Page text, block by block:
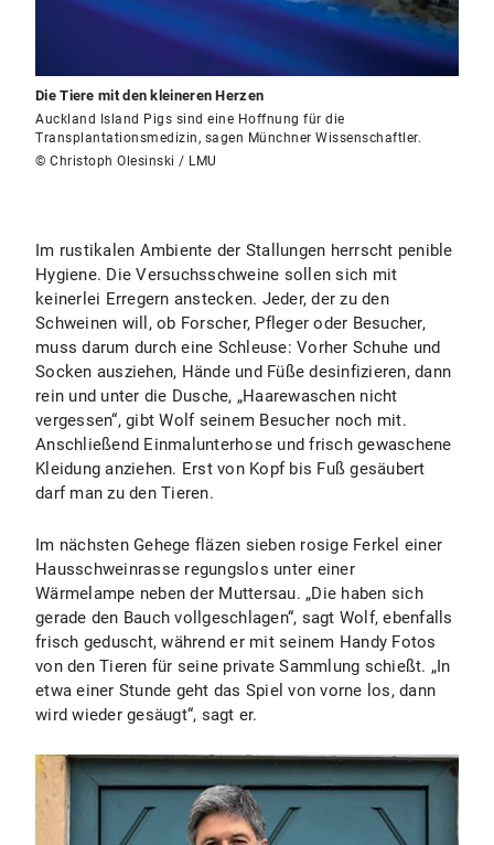
Die Tiere mit den kleineren Herzen
Auckland Island Pigs sind eine Hoffnung für die
Transplantationsmedizin, sagen Münchner Wissenschaftler.
© Christoph Olesinski / LMU
Im rustikalen Ambiente der Stallungen herrscht penible
Hygiene. Die Versuchsschweine sollen sich mit
keinerlei Erregern anstecken. Jeder, der zu den
Schweinen will, ob Forscher, Pfleger oder Besucher,
muss darum durch eine Schleuse: Vorher Schuhe und
Socken ausziehen, Hände und Füße desinfizieren, dann
rein und unter die Dusche, „Haarewaschen nicht
vergessen“, gibt Wolf seinem Besucher noch mit.
Anschließend Einmalunterhose und frisch gewaschene
Kleidung anziehen. Erst von Kopf bis Fuß gesäubert
darf man zu den Tieren.
Im nächsten Gehege fläzen sieben rosige Ferkel einer
Hausschweinrasse regungslos unter einer
Wärmelampe neben der Muttersau. „Die haben sich
gerade den Bauch vollgeschlagen“, sagt Wolf, ebenfalls
frisch geduscht, während er mit seinem Handy Fotos
von den Tieren für seine private Sammlung schießt. „In
etwa einer Stunde geht das Spiel von vorne los, dann
wird wieder gesäugt“, sagt er.